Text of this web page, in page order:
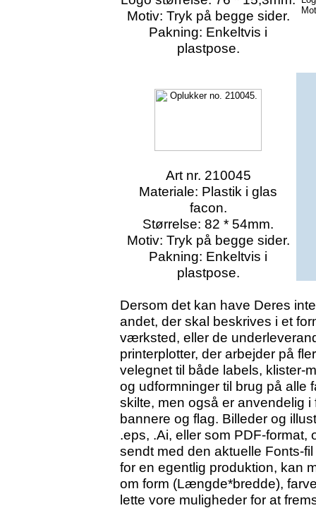
Motiv: Tryk på begge sider.
Pakning: Enkeltvis i
plastpose.
Art nr. 210045
Materiale: Plastik i glas
facon.
Størrelse: 82 * 54mm.
Motiv: Tryk på begge sider.
Pakning: Enkeltvis i
plastpose.
Dersom det kan have Deres
andet, der skal beskrives i et
værksted, eller de
printerplotter, der arbejder på
velegnet til både labels, klister-
og udformninger til brug på alle
skilte, men også er anvendelig
bannere og flag. Billeder og
.eps, .Ai, eller som PDF-format,
sendt med den aktuelle Fonts-
for en egentlig produktion, kan
om form (Længde*bredde),
lette vore muligheder for at